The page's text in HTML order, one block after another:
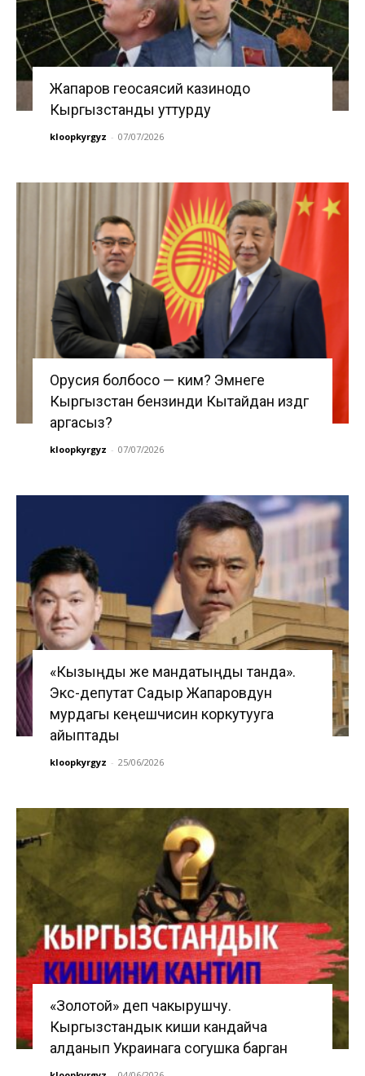
Жапаров геосаясий казинодо
Кыргызстанды уттурду
kloopkyrgyz - 07/07/2026
Орусия болбосо — ким? Эмнеге
Кыргызстан бензинди Кытайдан издөөгө
аргасыз?
kloopkyrgyz - 07/07/2026
«Кызыңды же мандатыңды танда».
Экс-депутат Садыр Жапаровдун
мурдагы кеңешчисин коркутууга
айыптады
kloopkyrgyz - 25/06/2026
«Золотой» деп чакырушчу.
Кыргызстандык киши кандайча
алданып Украинага согушка барган